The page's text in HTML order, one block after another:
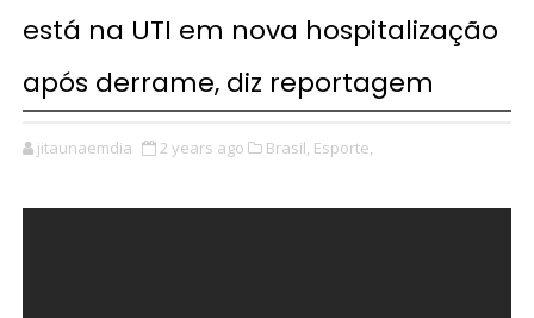
está na UTI em nova hospitalização
após derrame, diz reportagem
jitaunaemdia 2 years ago Brasil, Esporte,